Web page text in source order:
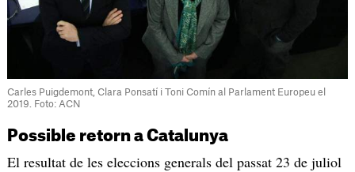
Carles Puigdemont, Clara Ponsatí i Toni Comín al Parlament Europeu el
2019. Foto: ACN
Possible retorn a Catalunya
El resultat de les eleccions generals del passat 23 de juliol